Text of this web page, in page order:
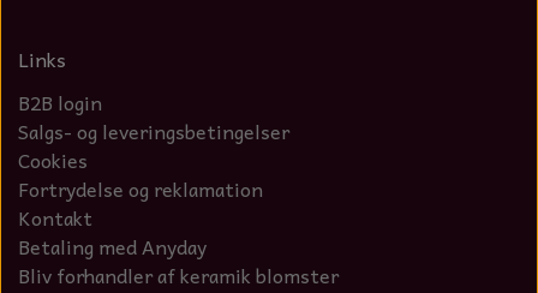
Links
B2B login
Salgs- og leveringsbetingelser
Cookies
Fortrydelse og reklamation
Kontakt
Betaling med Anyday
Bliv forhandler af keramik blomster